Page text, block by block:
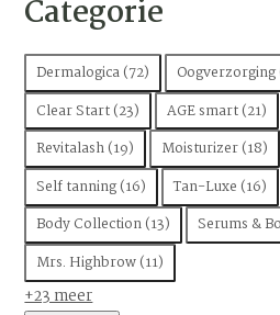
Categorie
Categorie
Dermalogica(72) Oogverzorging
Clear Start(23) AGE smart(21)
Revitalash(19) Moisturizer(18)
Self tanning(16) Tan-Luxe (16)
Body Collection(13) Serums &
Mrs. Highbrow(11)
+23 meer